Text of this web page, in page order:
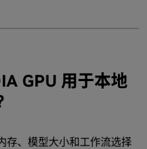
GPU 用于本地
存、模型大小和工作流选择